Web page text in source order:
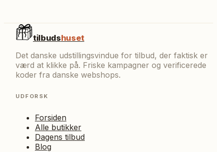
tilbudshuset
Det danske udstillingsvindue for tilbud, der faktisk er
værd at klikke på. Friske kampagner og verificerede
koder fra danske webshops.
UDFORSK
Forsiden
Alle butikker
Dagens tilbud
Blog